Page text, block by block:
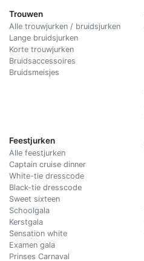
Trouwen
Alle trouwjurken / bruidsjurken
Lange bruidsjurken
Korte trouwjurken
Bruidsaccessoires
Bruidsmeisjes
Feestjurken
Alle feestjurken
Captain cruise dinner
White-tie dresscode
Black-tie dresscode
Sweet sixteen
Schoolgala
Kerstgala
Sensation white
Examen gala
Prinses Carnaval